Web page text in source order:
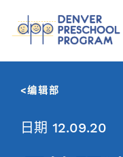
编辑部
日期 12.09.20